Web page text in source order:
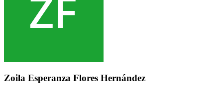
Zoila Esperanza Flores Hernández